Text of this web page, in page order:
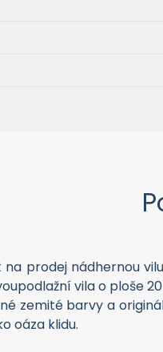
prodej nádhernou
vila o ploše
zemité barvy a
oáza klidu.